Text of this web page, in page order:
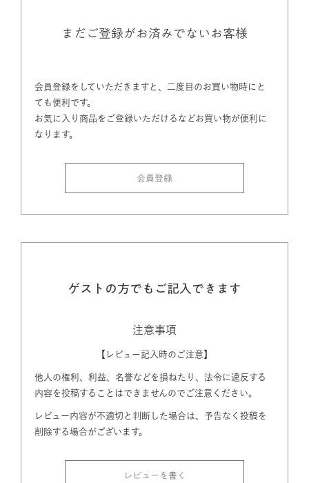
まだご登録がお済みでないお客様
会員登録をしていただきますと、二度目のお買い物時にと
ても便利です。
お気に入り商品をご登録いただけるなどお買い物が便利に
なります。
会員登録
ゲストの方でもご記入できます
注意事項
【レビュー記入時のご注意】
他人の権利、利益、名誉などを損ねたり、法令に違反する
内容を投稿することはできませんのでご注意ください。
レビュー内容が不適切と判断した場合は、予告なく投稿を
削除する場合がございます。
レビューを書く